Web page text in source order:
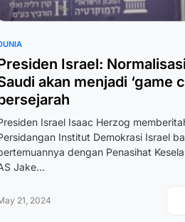
Israel:
akan menjadi ‘game
Israel Isaac Herzog
Institut Demokrasi Israel
dengan Penasihat
Jake…
21, 2024